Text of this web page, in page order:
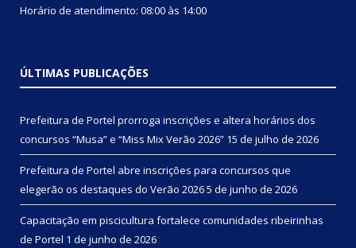
Horário de atendimento: 08:00 às 14:00
ÚLTIMAS PUBLICAÇÕES
Prefeitura de Portel prorroga inscrições e altera horários dos
concursos “Musa” e “Miss Mix Verão 2026” 15 de julho de 2026
Prefeitura de Portel abre inscrições para concursos que
elegerão os destaques do Verão 20265 de junho de 2026
Capacitação em piscicultura fortalece comunidades ribeirinhas
de Portel 1 de junho de 2026